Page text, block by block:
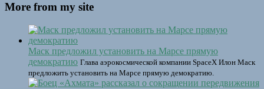
More from my site
Маск предложил установить на Марсе прямую
демократию Глава аэрокосмической компании SpaceX Илон Маск
предложить установить на Марсе прямую демократию.